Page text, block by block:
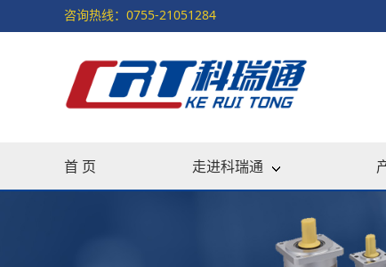
咨询热线：0755-21051284
首 页 走进科瑞通